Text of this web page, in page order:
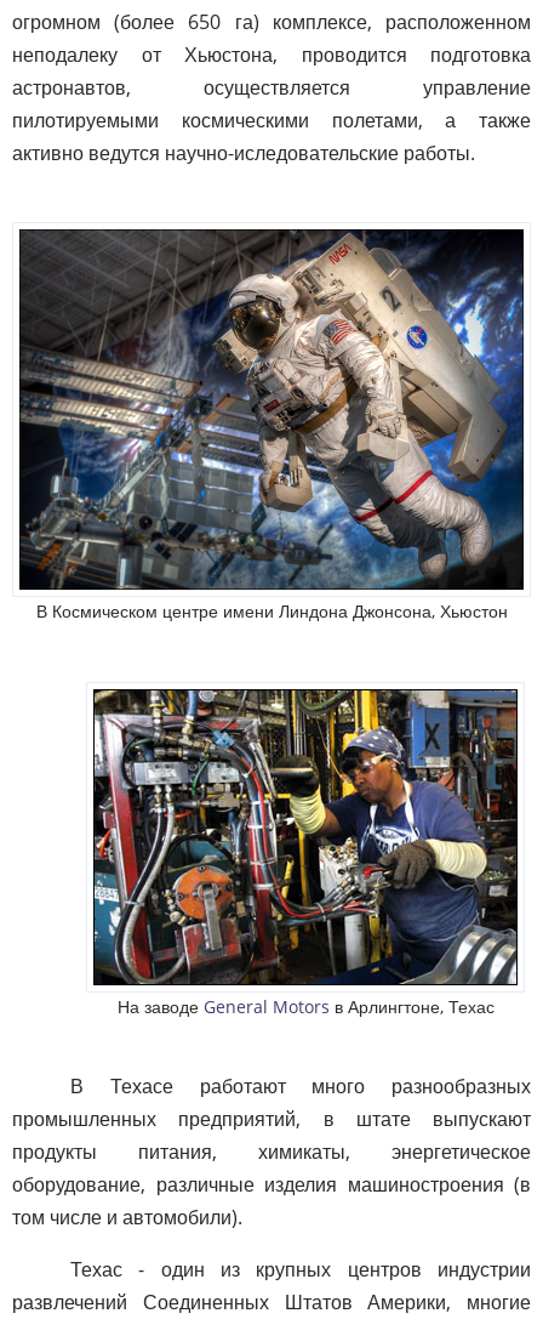
огромном (более 650 га) комплексе, расположенном
неподалеку от Хьюстона, проводится подготовка
астронавтов, осуществляется управление
пилотируемыми космическими полетами, а также
активно ведутся научно-иследовательские работы.
В Космическом центре имени Линдона Джонсона, Хьюстон
На заводе General Motors в Арлингтоне, Техас
В Техасе работают много разнообразных
промышленных предприятий, в штате выпускают
продукты питания, химикаты, энергетическое
оборудование, различные изделия машиностроения (в
том числе и автомобили).
Техас - один из крупных центров индустрии
развлечений Соединенных Штатов Америки, многие